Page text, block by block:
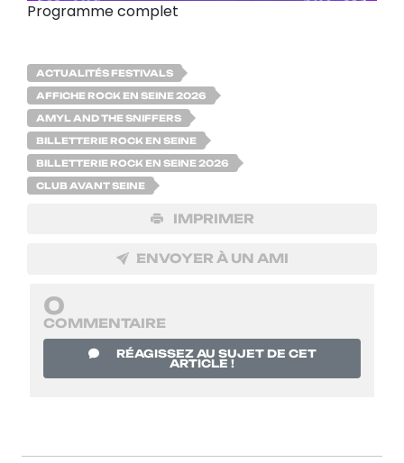
Programme complet
ACTUALITÉS FESTIVALS
AFFICHE ROCK EN SEINE 2026
AMYL AND THE SNIFFERS
BILLETTERIE ROCK EN SEINE
BILLETTERIE ROCK EN SEINE 2026
CLUB AVANT SEINE
IMPRIMER
ENVOYER À UN AMI
0
COMMENTAIRE
RÉAGISSEZ AU SUJET DE CET
ARTICLE !